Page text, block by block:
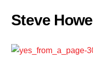
Steve Howe